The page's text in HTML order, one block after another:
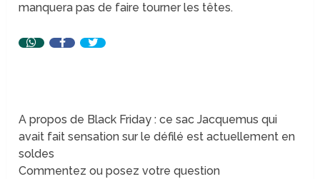
manquera pas de faire tourner les têtes.
A propos de Black Friday : ce sac Jacquemus qui
avait fait sensation sur le défilé est actuellement en
soldes
Commentez ou posez votre question